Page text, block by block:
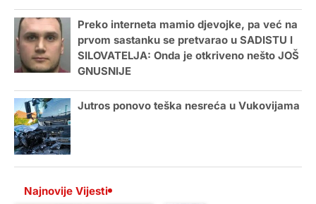
Preko interneta mamio djevojke, pa već na
prvom sastanku se pretvarao u SADISTU I
SILOVATELJA: Onda je otkriveno nešto JOŠ
GNUSNIJE
Jutros ponovo teška nesreća u Vukovijama
Najnovije Vijesti